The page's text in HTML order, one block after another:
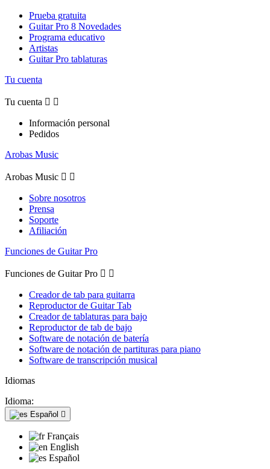
Prueba gratuita
Guitar Pro 8 Novedades
Programa educativo
Artistas
Guitar Pro tablaturas
Tu cuenta
Tu cuenta  
Información personal
Pedidos
Arobas Music
Arobas Music  
Sobre nosotros
Prensa
Soporte
Afiliación
Funciones de Guitar Pro
Funciones de Guitar Pro  
Creador de tab para guitarra
Reproductor de Guitar Tab
Creador de tablaturas para bajo
Reproductor de tab de bajo
Software de notación de batería
Software de notación de partituras para piano
Software de transcripción musical
Idiomas
Idioma:
Español 
Français
English
Español